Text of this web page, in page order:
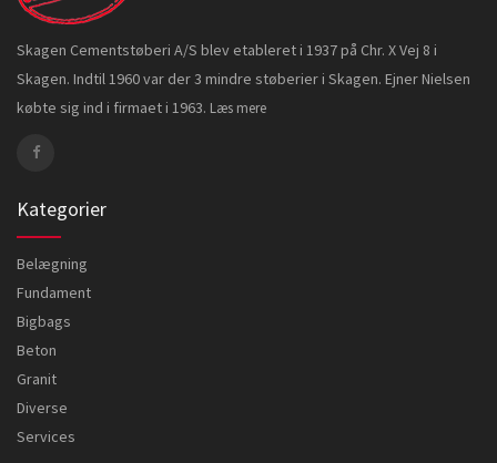
Skagen Cementstøberi A/S blev etableret i 1937 på Chr. X Vej 8 i
Skagen. Indtil 1960 var der 3 mindre støberier i Skagen. Ejner Nielsen
købte sig ind i firmaet i 1963. Læs mere
Kategorier
Belægning
Fundament
Bigbags
Beton
Granit
Diverse
Services